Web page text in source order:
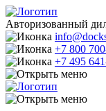
Авторизованный
+7 800
+7 495